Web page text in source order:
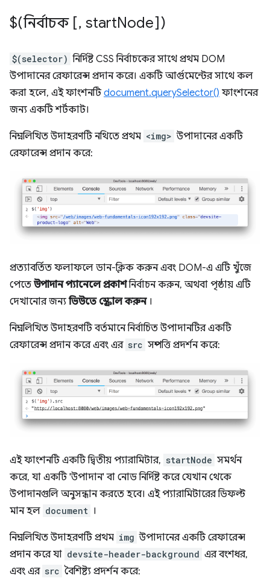
$(নির্বাচক [, startNode])
$(selector) নির্দিষ্ট CSS নির্বাচকের সাথে প্রথম DOM
উপাদানের রেফারেন্স প্রদান করে। একটি আর্গুমেন্টের সাথে কল
করা হলে, এই ফাংশনটিdocument.querySelector() ফাংশনের
জন্য একটি শর্টকাট।
নিম্নলিখিত উদাহরণটি নথিতে প্রথম <img> উপাদানের একটি
রেফারেন্স প্রদান করে:
প্রত্যাবর্তিত ফলাফলে ডান-ক্লিক করুন এবং DOM-এ এটি খুঁজে
পেতে উপাদান প্যানেলে প্রকাশনির্বাচন করুন, অথবা পৃষ্ঠায় এটি
দেখানোর জন্যভিউতে স্ক্রোল করুন।
নিম্নলিখিত উদাহরণটি বর্তমানে নির্বাচিত উপাদানটির একটি
রেফারেন্স প্রদান করে এবং এর src সম্পত্তি প্রদর্শন করে:
এই ফাংশনটি একটি দ্বিতীয় প্যারামিটার, startNode সমর্থন
করে, যা একটি 'উপাদান' বা নোড নির্দিষ্ট করে যেখান থেকে
উপাদানগুলি অনুসন্ধান করতে হবে। এই প্যারামিটারের ডিফল্ট
মান হল document ।
নিম্নলিখিত উদাহরণটি প্রথম img উপাদানের একটি রেফারেন্স
প্রদান করে যা devsite-header-background এর বংশধর,
এবং এর src বৈশিষ্ট্য প্রদর্শন করে: